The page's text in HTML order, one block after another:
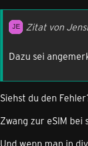
Zitat von
Dazu sei
Siehst du den
Zwang zur eSIM bei
Und wenn man in